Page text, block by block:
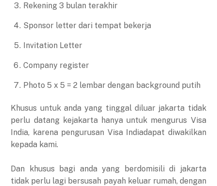
Rekening 3 bulan terakhir
Sponsor letter dari tempat bekerja
Invitation Letter
Company register
Photo 5 x 5 = 2 lembar dengan background putih
Khusus untuk anda yang tinggal diluar jakarta tidak
perlu datang kejakarta hanya untuk mengurus Visa
India, karena pengurusan Visa Indiadapat diwakilkan
kepada kami.
Dan khusus bagi anda yang berdomisili di jakarta
tidak perlu lagi bersusah payah keluar rumah, dengan